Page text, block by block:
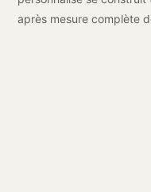
après mesure complète